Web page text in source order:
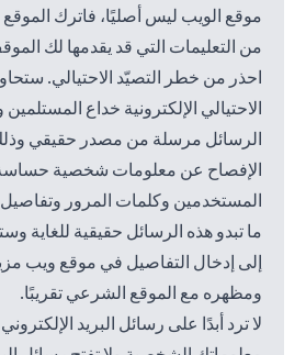
موقع الويب ليس أصليًا، فاترك الموقع
من التعليمات التي قد يقدمها لك
احذر من خطر التصيّد الاحتيالي.
الاحتيالي الإلكترونية خداع
الرسائل مرسلة من مصدر حقيقي
الإفصاح عن معلومات شخصية
المستخدمين وكلمات المرور وتفاصيل
ما تبدو هذه الرسائل حقيقية للغاية
إلى إدخال التفاصيل في موقع ويب
ومظهره مع الموقع الشرعي تقريبًا.
لا ترد أبدًا على رسائل البريد